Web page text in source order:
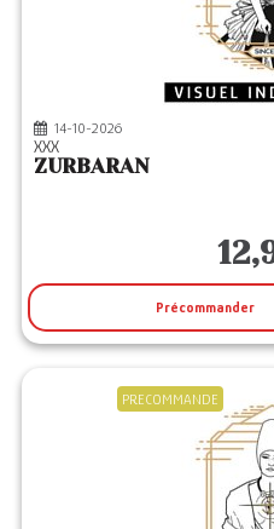
14-10-2026
XXX
ZURBARAN
Précommander
PRECOMMANDE